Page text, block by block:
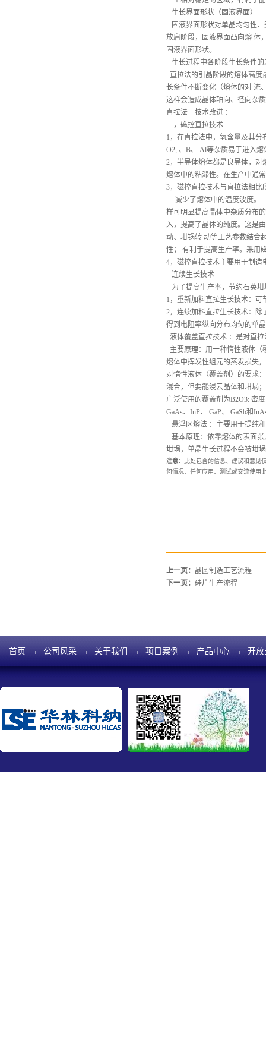
生长界面形状（固液界面）
固液界面形状对单晶均匀性
放肩阶段，固液界面凸向熔 体
固液界面形状。
生长过程中各阶段生长条件
直拉法的引晶阶段的熔体高
长条件不断变化（熔体的对 流
这样会造成晶体轴向、径向杂
直拉法－技术改进 ：
一，磁控直拉技术
1，在直拉法中，氧含量及其
O2, 、B、 Al等杂质易于进入
2，半导体熔体都是良导体，
熔体中的粘滞性。在生产中通
3，磁控直拉技术与直拉法相比
减少了熔体中的温度波度。
样可明显提高晶体中杂质分布
入，提高了晶体的纯度。这是
动、坩锅转 动等工艺参数结合
性； 有利于提高生产率。采用
4，磁控直拉技术主要用于制造
连续生长技术
为了提高生产率，节约石英
1，重新加料直拉生长技术：
2，连续加料直拉生长技术：
得到电阻率纵向分布均匀的单
液体覆盖直拉技术 ：是对直
主要原理：用一种惰性液体
熔体中挥发性组元的蒸发损失
对惰性液体（覆盖剂）的要求：
混合，但要能浸云晶体和坩埚
广泛使用的覆盖剂为B2O3: 密
GaAs、InP、 GaP、 GaSb和
悬浮区熔法 ：主要用于提纯
基本原理：依靠熔体的表面
坩埚，单晶生长过程不会被坩
注意： 此处包含的信息、建议和意见
何情况、任何应用、测试或交流使用
上一页： 晶圆制造工艺流程
下一页： 硅片生产流程
首页 公司风采 关于我们 项目案例 产品中心 开放